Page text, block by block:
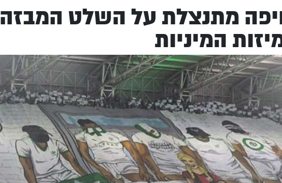
מתנצלת על השלט המבזה
המיניות